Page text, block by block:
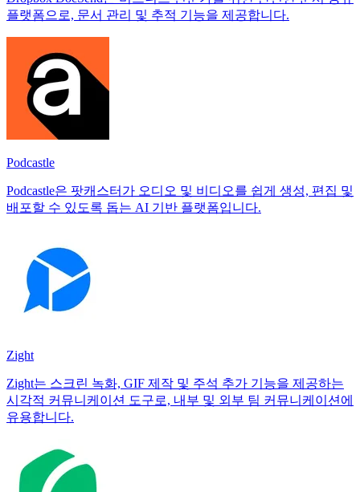
플랫폼으로, 문서 관리 및 추적 기능을 제공합니다.
Podcastle
Podcastle은 팟캐스터가 오디오 및 비디오를 쉽게 생성, 편집 및
배포할 수 있도록 돕는 AI 기반 플랫폼입니다.
Zight
Zight는 스크린 녹화, GIF 제작 및 주석 추가 기능을 제공하는
시각적 커뮤니케이션 도구로, 내부 및 외부 팀 커뮤니케이션에
유용합니다.